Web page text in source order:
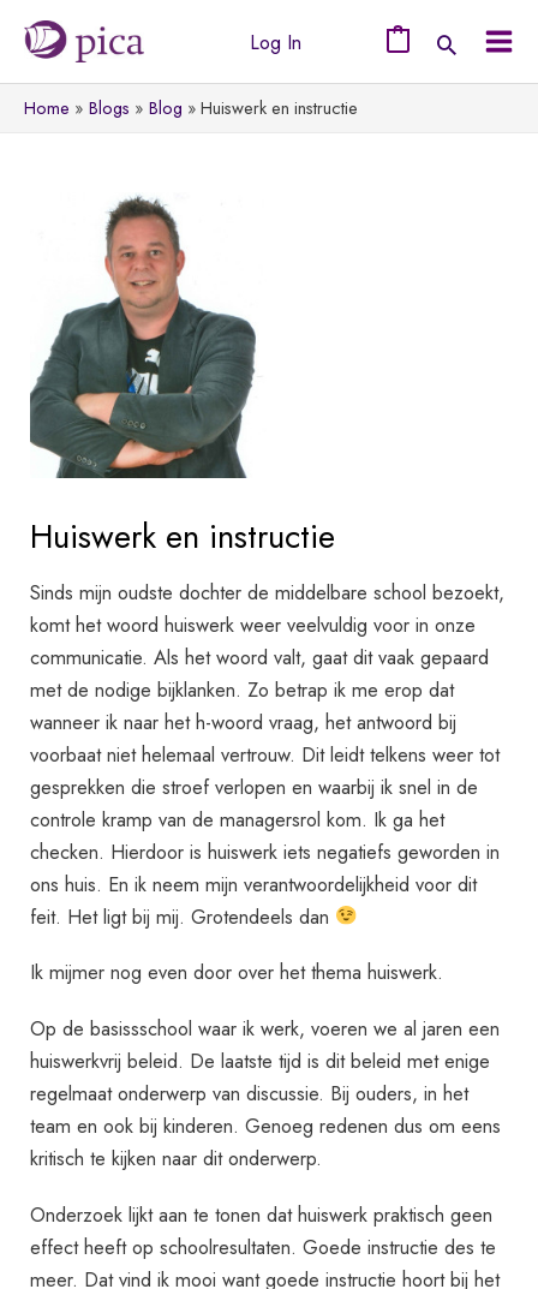
naar
de
inhoud
Log In
Home Blogs Blog Huiswerk en instructie
Huiswerk en instructie
Sinds mijn oudste dochter de middelbare school bezoekt,
komt het woord huiswerk weer veelvuldig voor in onze
communicatie. Als het woord valt, gaat dit vaak gepaard
met de nodige bijklanken. Zo betrap ik me erop dat
wanneer ik naar het h-woord vraag, het antwoord bij
voorbaat niet helemaal vertrouw. Dit leidt telkens weer tot
gesprekken die stroef verlopen en waarbij ik snel in de
controle kramp van de managersrol kom. Ik ga het
checken. Hierdoor is huiswerk iets negatiefs geworden in
ons huis. En ik neem mijn verantwoordelijkheid voor dit
feit. Het ligt bij mij. Grotendeels dan
Ik mijmer nog even door over het thema huiswerk.
Op de basissschool waar ik werk, voeren we al jaren een
huiswerkvrij beleid. De laatste tijd is dit beleid met enige
regelmaat onderwerp van discussie. Bij ouders, in het
team en ook bij kinderen. Genoeg redenen dus om eens
kritisch te kijken naar dit onderwerp.
Onderzoek lijkt aan te tonen dat huiswerk praktisch geen
effect heeft op schoolresultaten. Goede instructie des te
meer. Dat vind ik mooi want goede instructie hoort bij het